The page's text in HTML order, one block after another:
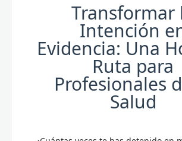
Transformar
Intención
Evidencia: Una
Ruta para
Profesionales
Salud